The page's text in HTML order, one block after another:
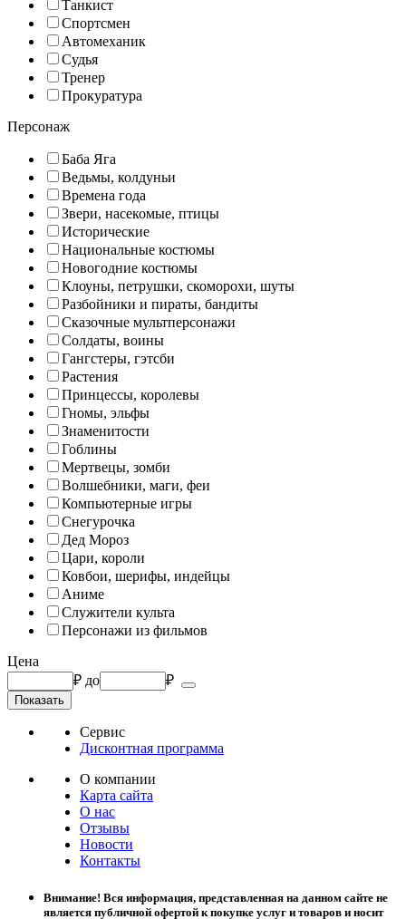
Танкист
Спортсмен
Автомеханик
Судья
Тренер
Прокуратура
Персонаж
Баба Яга
Ведьмы, колдуньи
Времена года
Звери, насекомые, птицы
Исторические
Национальные костюмы
Новогодние костюмы
Клоуны, петрушки, скоморохи, шуты
Разбойники и пираты, бандиты
Сказочные мультперсонажи
Солдаты, воины
Гангстеры, гэтсби
Растения
Принцессы, королевы
Гномы, эльфы
Знаменитости
Гоблины
Мертвецы, зомби
Волшебники, маги, феи
Компьютерные игры
Снегурочка
Дед Мороз
Цари, короли
Ковбои, шерифы, индейцы
Аниме
Служители культа
Персонажи из фильмов
Цена
₽ до ₽
Сервис
Дисконтная программа
О компании
Карта сайта
О нас
Отзывы
Новости
Контакты
Внимание! Вся информация, представленная на данном сайте не
является публичной офертой к покупке услуг и товаров и носит